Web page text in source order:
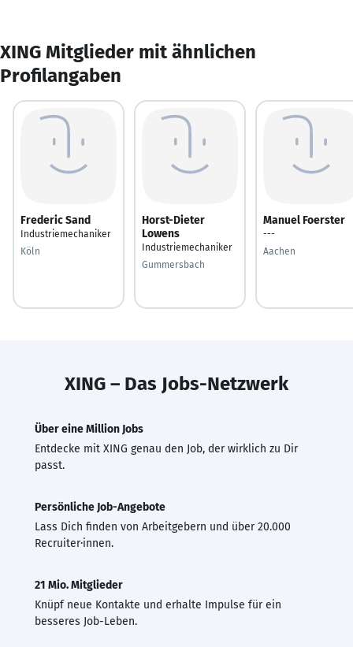
XING Mitglieder mit ähnlichen
Profilangaben
Frederic Sand
Industriemechaniker
Köln
Horst-Dieter
Lowens
Industriemechaniker
Gummersbach
Manuel Foerster
---
Aachen
XING – Das Jobs-Netzwerk
Über eine Million Jobs
Entdecke mit XING genau den Job, der wirklich zu Dir
passt.
Persönliche Job-Angebote
Lass Dich finden von Arbeitgebern und über 20.000
Recruiter·innen.
21 Mio. Mitglieder
Knüpf neue Kontakte und erhalte Impulse für ein
besseres Job-Leben.